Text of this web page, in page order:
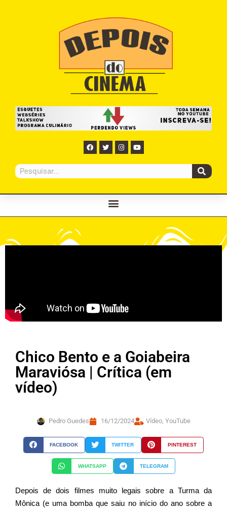
Chico Bento e a Goiabeira
Maraviósa | Crítica (em
vídeo)
Pedro Guedes 16/12/2024 Vídeo, YouTube
FACEBOOK TWITTER PINTEREST
WHATSAPP TELEGRAM
Depois de dois filmes muito legais sobre a Turma da
Mônica (e uma bomba que saiu no início do ano sobre a